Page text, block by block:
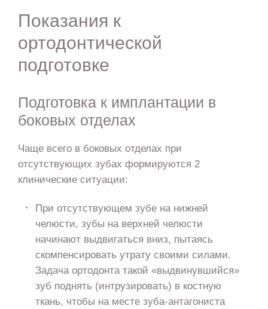
Показания к
ортодонтической
подготовке
Подготовка к имплантации в
боковых отделах
Чаще всего в боковых отделах при
отсутствующих зубах формируются 2
клинические ситуации:
При отсутствующем зубе на нижней
челюсти, зубы на верхней челюсти
начинают выдвигаться вниз, пытаясь
скомпенсировать утрату своими силами.
Задача ортодонта такой «выдвинувшийся»
зуб поднять (интрузировать) в костную
ткань, чтобы на месте зуба-антагониста